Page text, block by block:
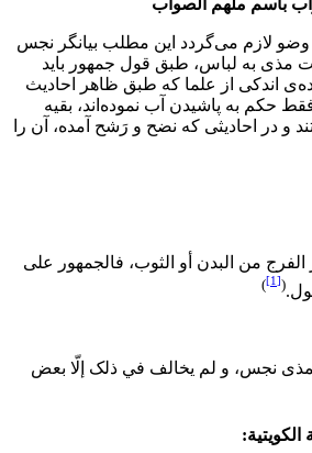
باسم ملهم الصواب
وضو لازم می‌گردد این مطلب بیانگر نجس
مذی به لباس، طبق قول جمهور باید
اندکی از علما که طبق ظاهر احادیث
حکم به پاشیدن آب نموده‌اند، بقیه
و در احادیثی که نضح و رَشح آمده، آن را
من البدن أو الثوب، فالجمهور على
(
[1]
)
نجس، و لم یخالف في ذلک إلّا بعض